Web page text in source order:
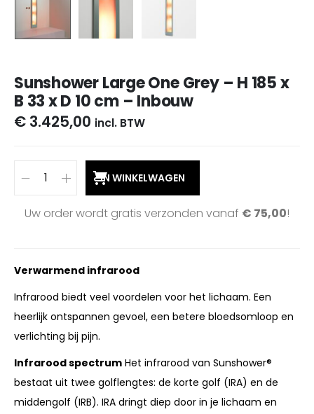
Sunshower Large One Grey – H 185 x
B 33 x D 10 cm – Inbouw
€ 3.425,00 incl. BTW
IN WINKELWAGEN
Uw order wordt gratis verzonden vanaf € 75,00!
Verwarmend infrarood
Infrarood biedt veel voordelen voor het lichaam. Een
heerlijk ontspannen gevoel, een betere bloedsomloop en
verlichting bij pijn.
Infrarood spectrum Het infrarood van Sunshower®
bestaat uit twee golflengtes: de korte golf (IRA) en de
middengolf (IRB). IRA dringt diep door in je lichaam en